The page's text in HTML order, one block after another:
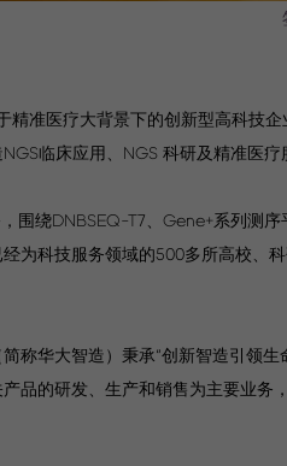
精准医疗大背景下的创新型高科技
临床应用、NGS 科研及精准医
围绕DNBSEQ-T7、Gene+系列测
为科技服务领域的500多所高校、
称华大智造）秉承“创新智造引领
品的研发、生产和销售为主要业